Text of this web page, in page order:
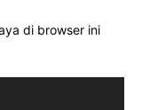
di browser ini